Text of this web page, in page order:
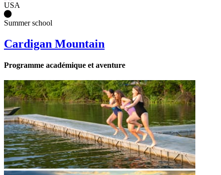
USA
Summer school
Cardigan Mountain
Programme académique et aventure